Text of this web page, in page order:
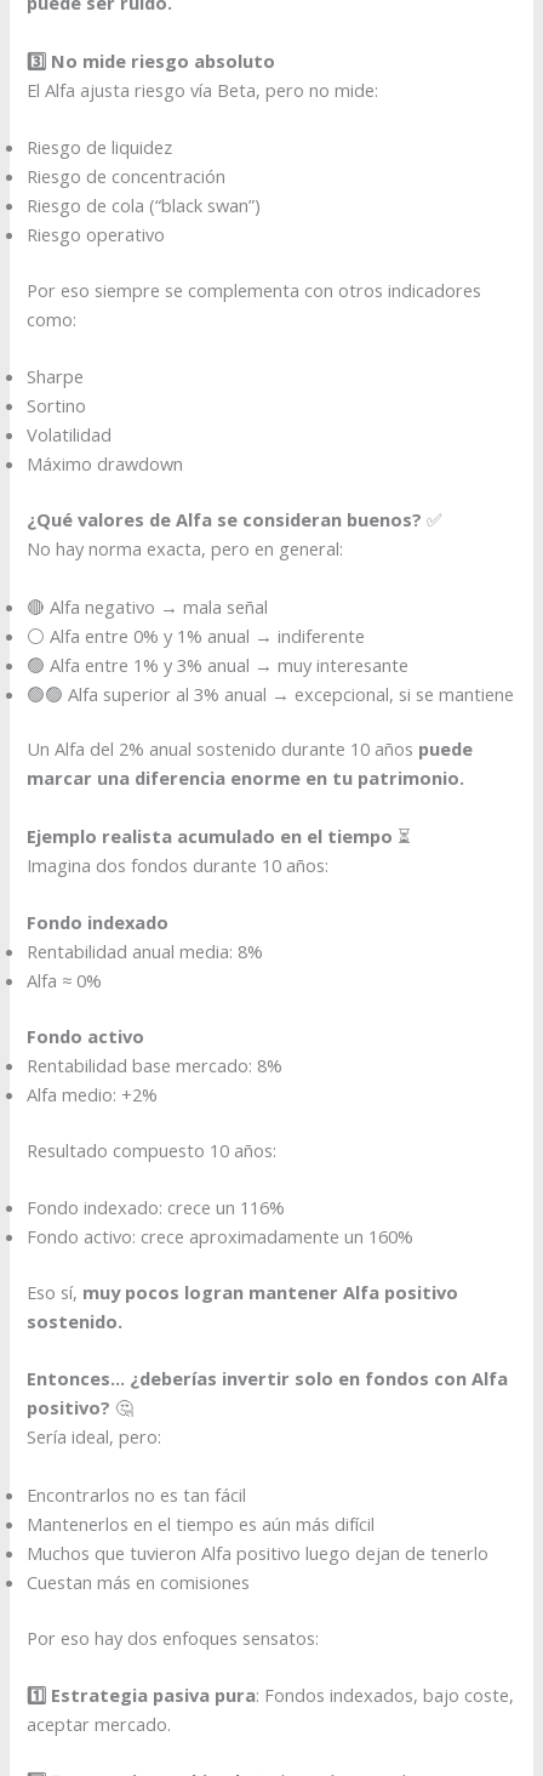
3️⃣ No mide riesgo absoluto
El Alfa ajusta riesgo vía Beta, pero no mide:
Riesgo de liquidez
Riesgo de concentración
Riesgo de cola (“black swan”)
Riesgo operativo
Por eso siempre se complementa con otros indicadores
como:
Sharpe
Sortino
Volatilidad
Máximo drawdown
¿Qué valores de Alfa se consideran buenos? ✅
No hay norma exacta, pero en general:
🔴 Alfa negativo → mala señal
⚪ Alfa entre 0% y 1% anual → indiferente
🟢 Alfa entre 1% y 3% anual → muy interesante
🟢🟢 Alfa superior al 3% anual → excepcional, si se mantiene
Un Alfa del 2% anual sostenido durante 10 años puede
marcar una diferencia enorme en tu patrimonio.
Ejemplo realista acumulado en el tiempo ⏳
Imagina dos fondos durante 10 años:
Fondo indexado
Rentabilidad anual media: 8%
Alfa ≈ 0%
Fondo activo
Rentabilidad base mercado: 8%
Alfa medio: +2%
Resultado compuesto 10 años:
Fondo indexado: crece un 116%
Fondo activo: crece aproximadamente un 160%
Eso sí, muy pocos logran mantener Alfa positivo
sostenido.
Entonces… ¿deberías invertir solo en fondos con Alfa
positivo? 🤔
Sería ideal, pero:
Encontrarlos no es tan fácil
Mantenerlos en el tiempo es aún más difícil
Muchos que tuvieron Alfa positivo luego dejan de tenerlo
Cuestan más en comisiones
Por eso hay dos enfoques sensatos:
1️⃣ Estrategia pasiva pura: Fondos indexados, bajo coste,
aceptar mercado.